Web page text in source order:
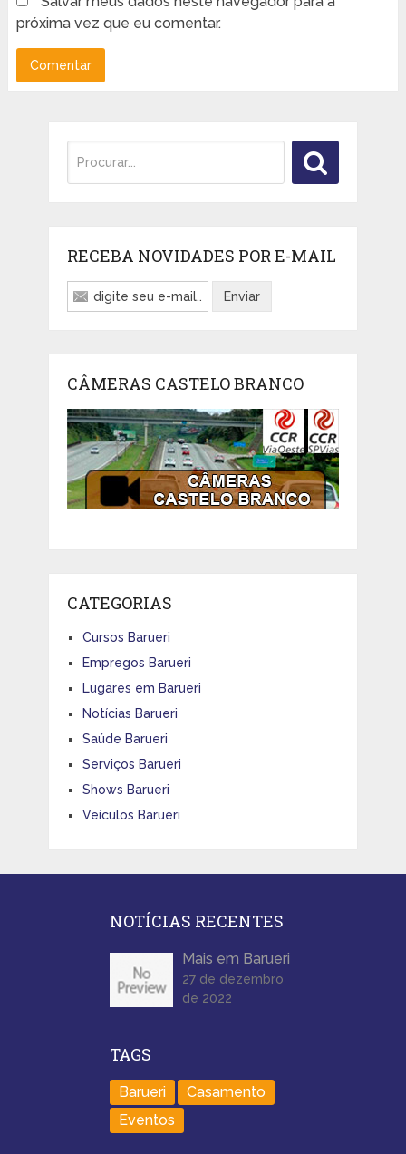
próxima vez que eu comentar.
RECEBA NOVIDADES POR E-MAIL
CÂMERAS CASTELO BRANCO
CATEGORIAS
Cursos Barueri
Empregos Barueri
Lugares em Barueri
Notícias Barueri
Saúde Barueri
Serviços Barueri
Shows Barueri
Veículos Barueri
NOTÍCIAS RECENTES
Mais em Barueri
27 de dezembro
de 2022
TAGS
Barueri
Casamento
Eventos